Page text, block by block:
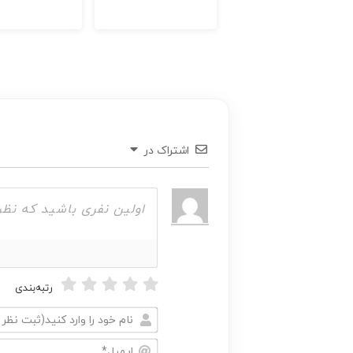
اشتراک در
رتبه‌بندی
نام